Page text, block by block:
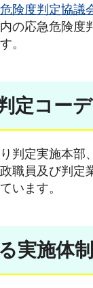
険度判定協議
の応急危険度
。
定コー
判定実施本部
職員及び判定
います。
実施体